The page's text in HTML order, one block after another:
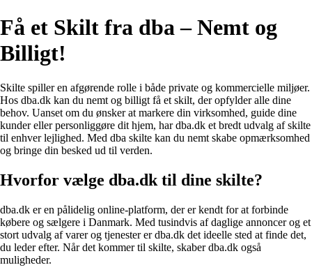
Få et Skilt fra dba – Nemt og
Billigt!
Skilte spiller en afgørende rolle i både private og kommercielle miljøer.
Hos dba.dk kan du nemt og billigt få et skilt, der opfylder alle dine
behov. Uanset om du ønsker at markere din virksomhed, guide dine
kunder eller personliggøre dit hjem, har dba.dk et bredt udvalg af skilte
til enhver lejlighed. Med dba skilte kan du nemt skabe opmærksomhed
og bringe din besked ud til verden.
Hvorfor vælge dba.dk til dine skilte?
dba.dk er en pålidelig online-platform, der er kendt for at forbinde
købere og sælgere i Danmark. Med tusindvis af daglige annoncer og et
stort udvalg af varer og tjenester er dba.dk det ideelle sted at finde det,
du leder efter. Når det kommer til skilte, skaber dba.dk også
muligheder.